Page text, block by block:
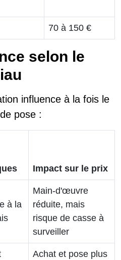
70 à 150 €
selon le
influence à la fois le
pose :
Impact sur le prix
à la
Main-d'œuvre
réduite, mais
risque de casse à
surveiller
Achat et pose plus